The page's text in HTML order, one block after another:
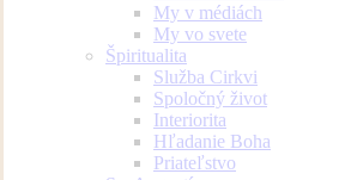
My v médiách
My vo svete
Špiritualita
Služba Cirkvi
Spoločný život
Interiorita
Hľadanie Boha
Priateľstvo